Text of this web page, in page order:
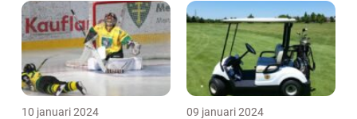
10 januari 2024 09 januari 2024